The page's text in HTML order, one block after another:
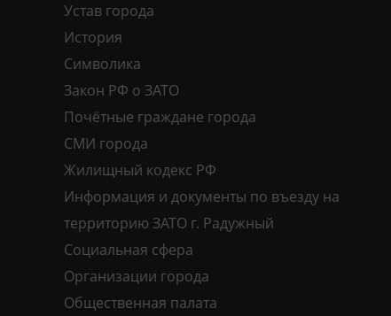
Устав города
История
Символика
Закон РФ о ЗАТО
Почётные граждане города
СМИ города
Жилищный кодекс РФ
Информация и документы по въезду на
территорию ЗАТО г. Радужный
Социальная сфера
Организации города
Общественная палата